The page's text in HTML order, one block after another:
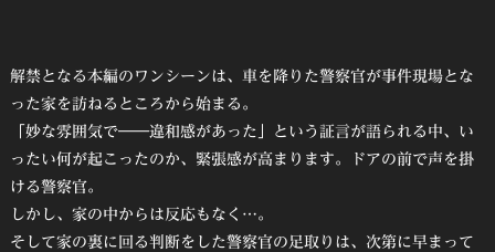
解禁となる本編のワンシーンは、車を降りた警察官が事件現場とな
った家を訪ねるところから始まる。
「妙な雰囲気で――違和感があった」という証言が語られる中、い
ったい何が起こったのか、緊張感が高まります。ドアの前で声を掛
ける警察官。
しかし、家の中からは反応もなく…。
そして家の裏に回る判断をした警察官の足取りは、次第に早まって